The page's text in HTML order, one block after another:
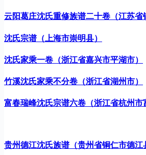
云阳葛庄沈氏重修族谱二十卷（江苏省
沈氏宗谱（上海市崇明县）
沈氏家乘一卷（浙江省嘉兴市平湖市）
竹溪沈氏家乘不分卷（浙江省湖州市）
富春瑞峰沈氏宗谱六卷（浙江省杭州市
贵州德江沈氏族谱（贵州省铜仁市德江